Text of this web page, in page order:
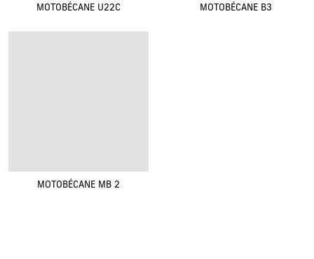
MOTOBÉCANE U22C MOTOBÉCANE B3
MOTOBÉCANE MB 2